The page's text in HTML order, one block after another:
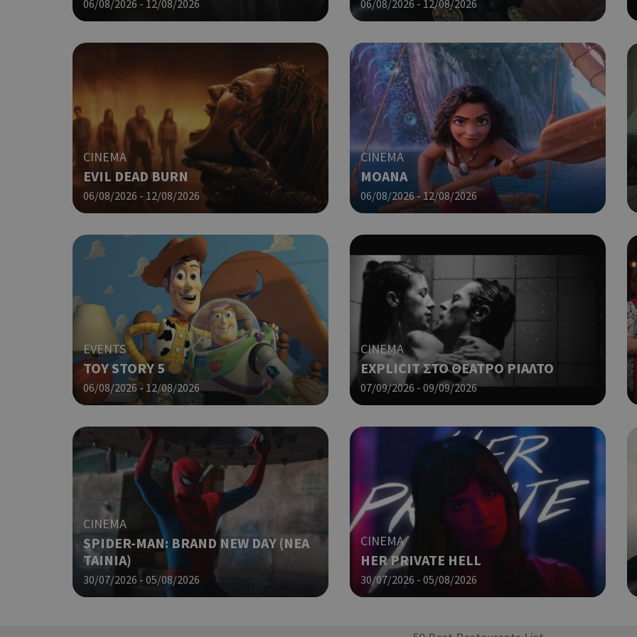
06/08/2026 - 12/08/2026 06/08/2026 - 12/08/2026
CINEMA
EVIL DEAD BURN
06/08/2026 - 12/08/2026
CINEMA
MOANA
06/08/2026 - 12/08/2026
EVENTS
TOY STORY 5
06/08/2026 - 12/08/2026
CINEMA
EXPLICIT ΣΤΟ ΘΕΑΤΡΟ ΡΙΑΛΤΟ
07/09/2026 - 09/09/2026
CINEMA
SPIDER-MAN: BRAND NEW DAY (ΝΕΑ
ΤΑΙΝΙΑ)
30/07/2026 - 05/08/2026
CINEMA
HER PRIVATE HELL
30/07/2026 - 05/08/2026
σύνδεσης για έναν χρήστη
.cyprus.wiz-
guide.com
takeOverCookie
cyprus.wiz-
guide.com
1 μέρα
Χρησιμοποιείται για σκοπούς
εμφανίζει μόνο μια φορά την
διάφορες διαφημιστικές
take over banner και τα push up
banners.
ShowNewVisitorPopup
cyprus.wiz-
guide.com
10 χρόνια
Χρησιμοποιείται για σκοπούς
εμφανίζει μόνο μια φορά την
διάφορες διαφημιστικές
take over banner και τα push up
banners.
guide.com
μέρες
επιλεγμένη γλώσσα του επισκέπτη.
PHPSESSID
PHP.net
cyprusen.wiz-
Cookie που δημιουργείται από
βασίζονται στη γλώσσα PHP.
αναγνωριστικό γενικού σκοπού
χρησιμοποιείται για τη διατήρηση
περιόδου λειτουργίας χρήστη.
ένας τυχαίος αριθμός που
τρόπος με τον οποίο μπορεί να
συγκεκριμένος για τον
παράδειγμα είναι η διατήρηση
σύνδεσης για έναν χρήστη
cyprusen.wiz-
Χρησιμοποιείται για σκοπούς
διάφορες διαφημιστικές
take over banner και τα push up
banners.
__cf_bm
.onesignal.com
Αυτό το cookie χρησιμοποιείται
μεταξύ ανθρώπων και ρομπότ.
επωφελές για τον ιστότοπο,
κάνει έγκυρες αναφορές σχετικά
ιστότοπού τους.
ShowSubLoginCookie .athenarecipes.com
Χρησιμοποιείται για σκοπούς
εμφανίζει μόνο μια φορά την
διάφορες διαφημιστικές
take over banner και τα push up